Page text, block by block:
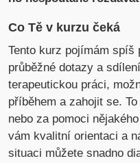
Co Tě v kurzu čeká
Tento kurz pojímám spíš
průběžné dotazy a
terapeutickou práci,
příběhem a zahojit se.
nebo za pomoci
vám kvalitní orientaci a
situaci můžete snadno